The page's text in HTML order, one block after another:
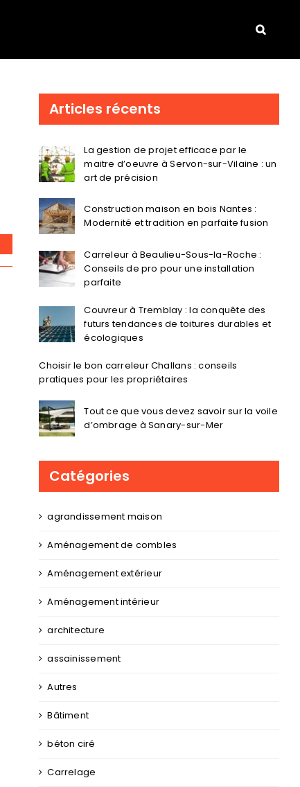
Articles récents
La gestion de projet efficace par le
maitre d’oeuvre à Servon-sur-Vilaine : un
art de précision
Construction maison en bois Nantes :
Modernité et tradition en parfaite fusion
Carreleur à Beaulieu-Sous-la-Roche :
Conseils de pro pour une installation
parfaite
Couvreur à Tremblay : la conquête des
futurs tendances de toitures durables et
écologiques
Choisir le bon carreleur Challans : conseils
pratiques pour les propriétaires
Tout ce que vous devez savoir sur la voile
d’ombrage à Sanary-sur-Mer
Catégories
agrandissement maison
Aménagement de combles
Aménagement extérieur
Aménagement intérieur
architecture
assainissement
Autres
Bâtiment
béton ciré
Carrelage